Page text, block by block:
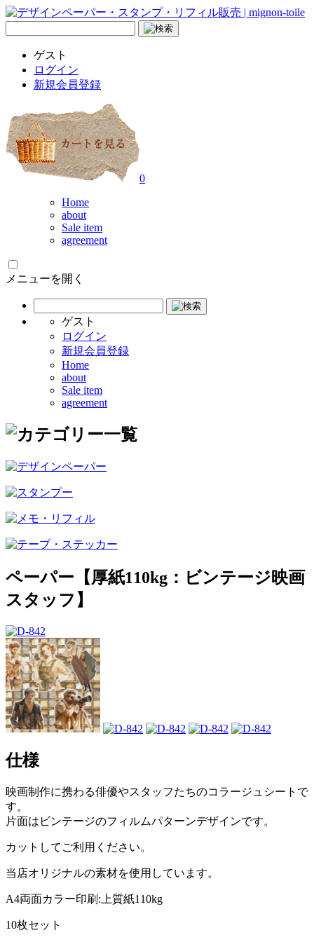
ゲスト
ログイン
新規会員登録
0
Home
about
Sale item
agreement
メニューを開く
ゲスト
ログイン
新規会員登録
Home
about
Sale item
agreement
ペーパー【厚紙110kg：ビンテージ映画
スタッフ】
仕様
映画制作に携わる俳優やスタッフたちのコラージュシートで
す。
片面はビンテージのフィルムパターンデザインです。
カットしてご利用ください。
当店オリジナルの素材を使用しています。
A4両面カラー印刷:上質紙110kg
10枚セット